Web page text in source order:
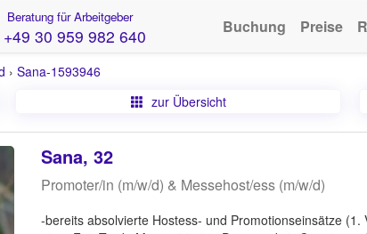
Beratung für Arbeitgeber
+49 30 959 982 640 Buchung Preise
› Sana-1593946
zur Übersicht
Sana, 32
Promoter/in (m/w/d) & Messehost/ess (m/w/d)
-bereits absolvierte Hostess- und Promotionseinsätze